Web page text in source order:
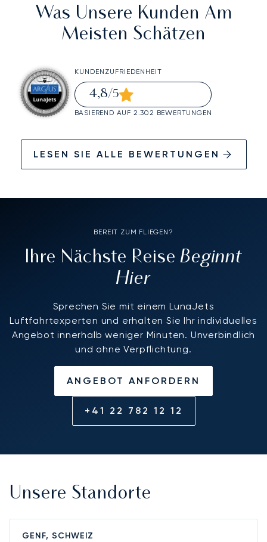
Was Unsere Kunden Am
Meisten Schätzen
KUNDENZUFRIEDENHEIT
4,8/5
BASIEREND AUF 2.302 BEWERTUNGEN
LESEN SIE ALLE BEWERTUNGEN
BEREIT ZUM FLIEGEN?
Ihre Nächste ReiseBeginnt
Hier
Sprechen Sie mit einem LunaJets
Luftfahrtexperten und erhalten Sie Ihr individuelles
Angebot innerhalb weniger Minuten. Unverbindlich
und ohne Verpflichtung.
ANGEBOT ANFORDERN
+41 22 782 12 12
Unsere Standorte
GENF, SCHWEIZ